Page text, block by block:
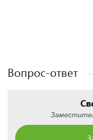
Вопрос-ответ